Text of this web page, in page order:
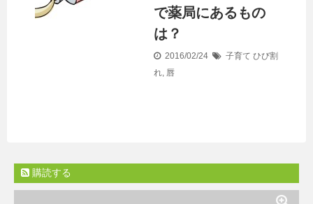
で薬局にあるもの
は？
2016/02/24 子育て ひび割
れ, 唇
購読する